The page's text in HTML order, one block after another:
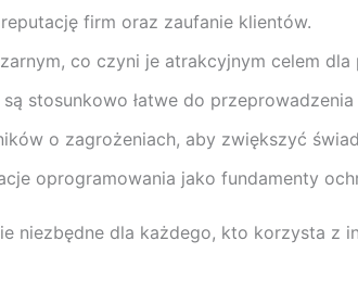
firm oraz zaufanie klientów.
co czyni je atrakcyjnym celem dla
stosunkowo łatwe do
o zagrożeniach, aby zwiększyć
oprogramowania jako fundamenty
niezbędne dla każdego, kto korzysta z